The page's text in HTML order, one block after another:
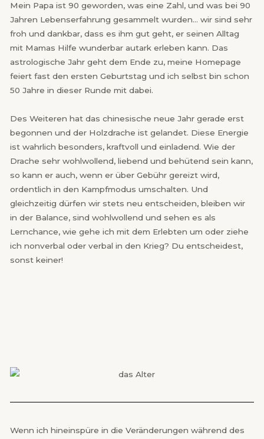
Mein Papa ist 90 geworden, was eine Zahl, und was bei 90
Jahren Lebenserfahrung gesammelt wurden… wir sind sehr
froh und dankbar, dass es ihm gut geht, er seinen Alltag
mit Mamas Hilfe wunderbar autark erleben kann. Das
astrologische Jahr geht dem Ende zu, meine Homepage
feiert fast den ersten Geburtstag und ich selbst bin schon
50 Jahre in dieser Runde mit dabei.
Des Weiteren hat das chinesische neue Jahr gerade erst
begonnen und der Holzdrache ist gelandet. Diese Energie
ist wahrlich besonders, kraftvoll und einladend. Wie der
Drache sehr wohlwollend, liebend und behütend sein kann,
so kann er auch, wenn er über Gebühr gereizt wird,
ordentlich in den Kampfmodus umschalten. Und
gleichzeitig dürfen wir stets neu entscheiden, bleiben wir
in der Balance, sind wohlwollend und sehen es als
Lernchance, wie gehe ich mit dem Erlebten um oder ziehe
ich nonverbal oder verbal in den Krieg? Du entscheidest,
sonst keiner!
Wenn ich hineinspüre in die Veränderungen während des